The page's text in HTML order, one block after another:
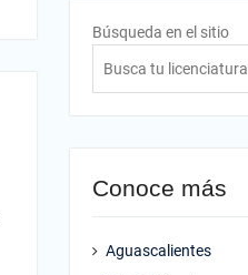
Búsqueda en el sitio
Conoce más
Aguascalientes